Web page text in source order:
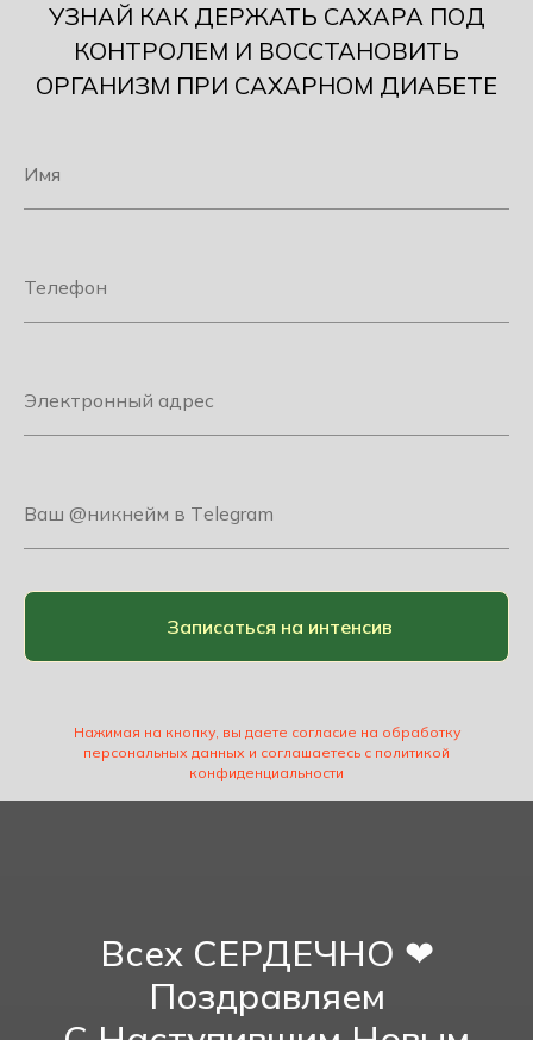
УЗНАЙ КАК ДЕРЖАТЬ САХАРА ПОД
КОНТРОЛЕМ И ВОССТАНОВИТЬ
ОРГАНИЗМ ПРИ САХАРНОМ ДИАБЕТЕ
Записаться на интенсив
Нажимая на кнопку, вы даете согласие на обработку
персональных данных и соглашаетесь c политикой
конфиденциальности
Всех СЕРДЕЧНО ❤
Поздравляем